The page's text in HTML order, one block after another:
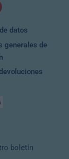
datos
generales de
boletín